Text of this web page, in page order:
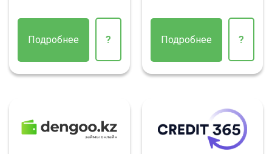
Подробнее ? Подробнее ?